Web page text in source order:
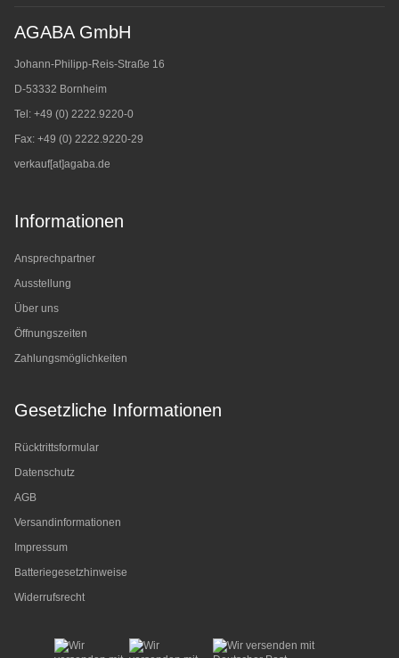
AGABA GmbH
Johann-Philipp-Reis-Straße 16
D-53332 Bornheim
Tel: +49 (0) 2222.9220-0
Fax: +49 (0) 2222.9220-29
verkauf[at]agaba.de
Informationen
Ansprechpartner
Ausstellung
Über uns
Öffnungszeiten
Zahlungsmöglichkeiten
Gesetzliche Informationen
Rücktrittsformular
Datenschutz
AGB
Versandinformationen
Impressum
Batteriegesetzhinweise
Widerrufsrecht